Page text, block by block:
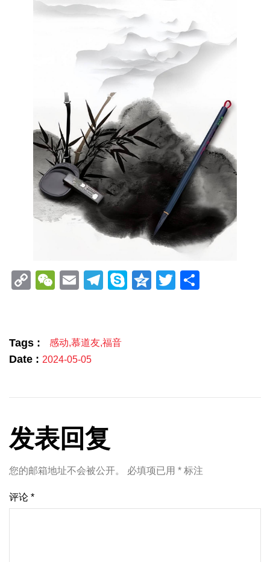
CopyWeChat
EmailTelegram
SkypeQzoneTwitter
Tags : 感动,慕道友,福音
Date : 2024-05-05
发表回复
您的邮箱地址不会被公开。 必填项已用 * 标注
评论 *